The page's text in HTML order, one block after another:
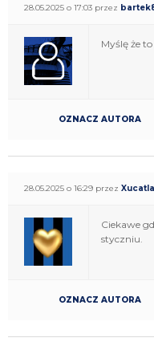
28.05.2025 o 17:03 przez
Myślę że
OZNACZ AUTORA
28.05.2025 o 16:29 przez
Ciekawe
styczniu.
OZNACZ AUTORA